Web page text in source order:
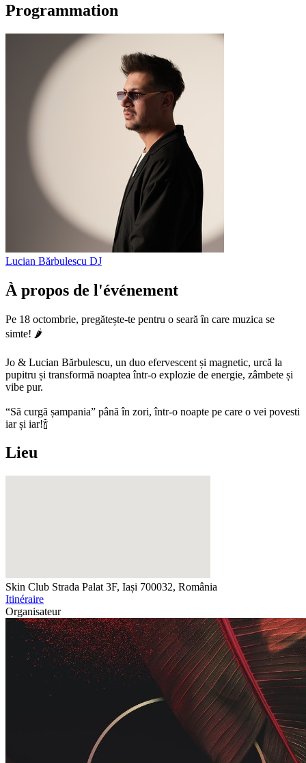
Programmation
Lucian Bărbulescu DJ
À propos de l'événement
Pe 18 octombrie, pregătește-te pentru o seară în care muzica se
simte! 🌶️
Jo & Lucian Bărbulescu, un duo efervescent și magnetic, urcă la
pupitru și transformă noaptea într-o explozie de energie, zâmbete și
vibe pur.
“Să curgă șampania” până în zori, într-o noapte pe care o vei povesti
iar și iar!🍾
Lieu
Skin Club Strada Palat 3F, Iași 700032, România
Itinéraire
Organisateur